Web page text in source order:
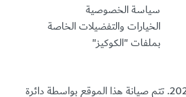
سياسة الخصوصية
الخيارات والتفضيلات الخاصة
بملفات "الكوكيز"
محفوظة © 2026. تتم صيانة هذا الموقع بواسطة دائرة